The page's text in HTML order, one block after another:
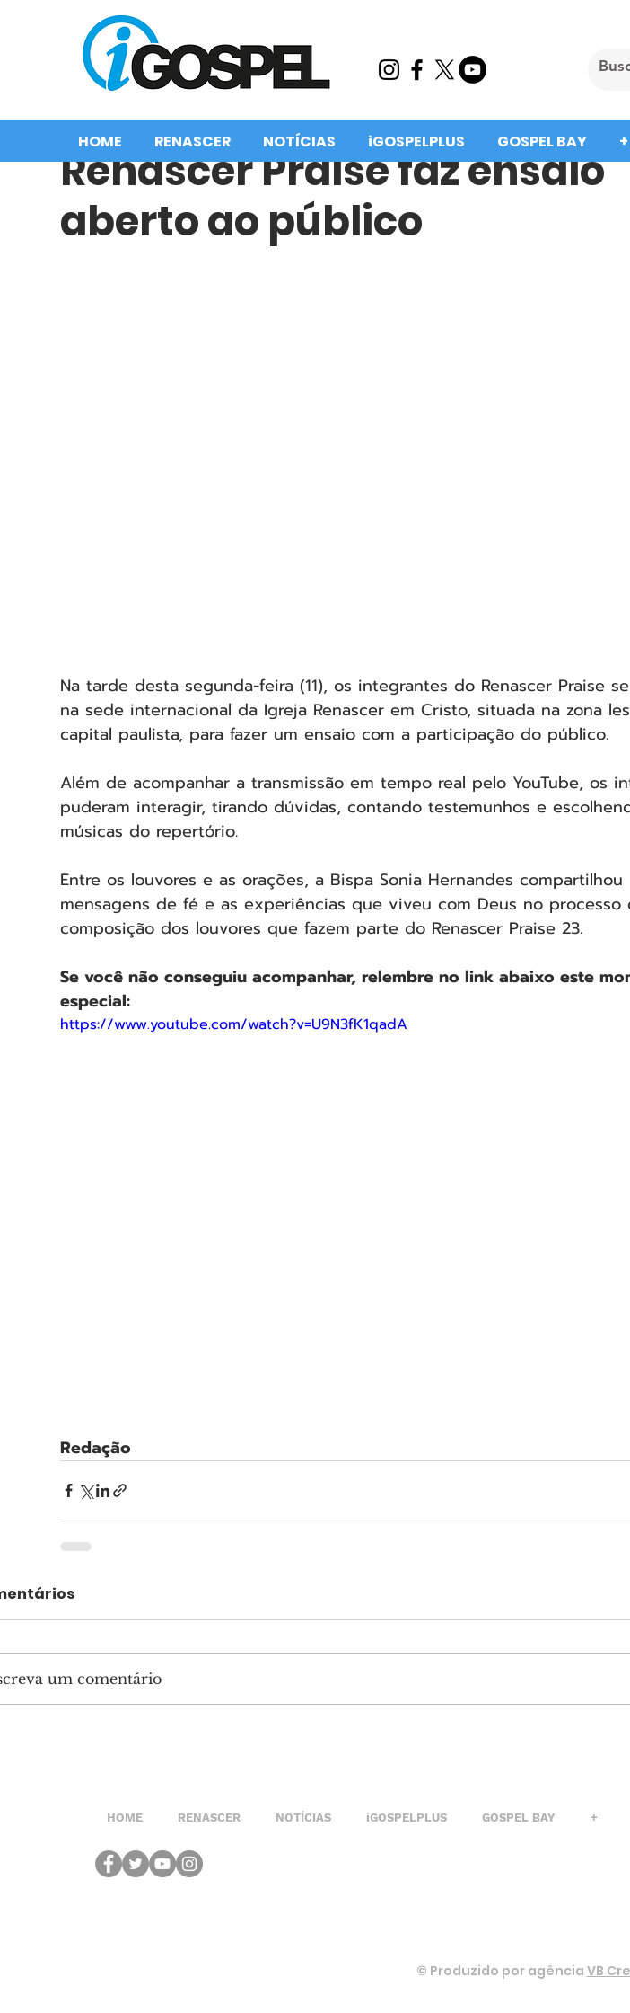
HOME RENASCER NOTÍCIAS iGOSPELPLUS GOSPEL BAY +
Renascer Praise faz ensaio
aberto ao público
Na tarde desta segunda-feira (11), os integrantes do Renascer Praise
na sede internacional da Igreja Renascer em Cristo, situada na zona
capital paulista, para fazer um ensaio com a participação do público.
Além de acompanhar a transmissão em tempo real pelo YouTube, os
puderam interagir, tirando dúvidas, contando testemunhos e
músicas do repertório.
Entre os louvores e as orações, a Bispa Sonia Hernandes compartilhou
mensagens de fé e as experiências que viveu com Deus no processo
composição dos louvores que fazem parte do Renascer Praise 23.
Se você não conseguiu acompanhar, relembre no link abaixo este
especial:
https://www.youtube.com/watch?v=U9N3fK1qadA
Redação
um comentário
HOME RENASCER NOTÍCIAS iGOSPELPLUS GOSPEL BAY +
© Produzido por agência VB